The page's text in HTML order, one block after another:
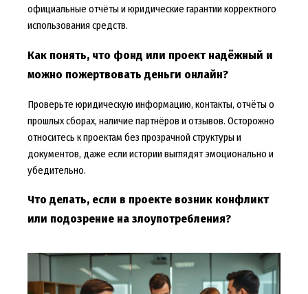
официальные отчёты и юридические гарантии корректного
использования средств.
Как понять, что фонд или проект надёжный и
можно пожертвовать деньги онлайн?
Проверьте юридическую информацию, контакты, отчёты о
прошлых сборах, наличие партнёров и отзывов. Осторожно
относитесь к проектам без прозрачной структуры и
документов, даже если истории выглядят эмоционально и
убедительно.
Что делать, если в проекте возник конфликт
или подозрение на злоупотребления?